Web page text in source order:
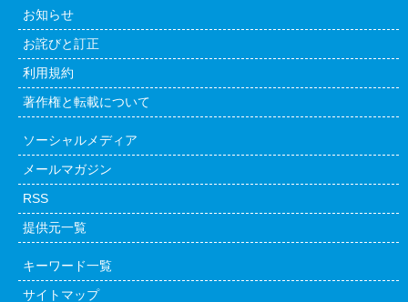
お知らせ
お詫びと訂正
利用規約
著作権と転載について
ソーシャルメディア
メールマガジン
RSS
提供元一覧
キーワード一覧
サイトマップ